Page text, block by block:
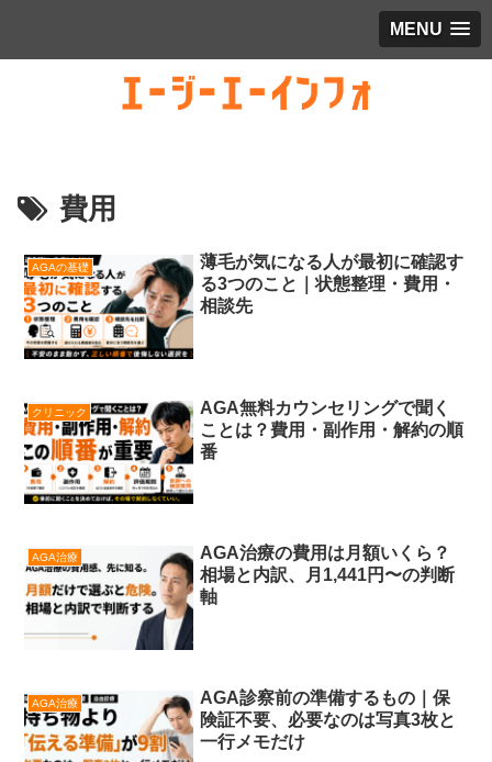
MENU
費用
AGAの基礎
薄毛が気になる人が最初に確認す
る3つのこと｜状態整理・費用・
相談先
クリニック
AGA無料カウンセリングで聞く
ことは？費用・副作用・解約の順
番
AGA治療
AGA治療の費用は月額いくら？
相場と内訳、月1,441円〜の判断
軸
AGA治療
AGA診察前の準備するもの｜保
険証不要、必要なのは写真3枚と
一行メモだけ